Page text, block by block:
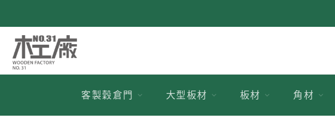
客製穀倉門 大型板材 板材 角材